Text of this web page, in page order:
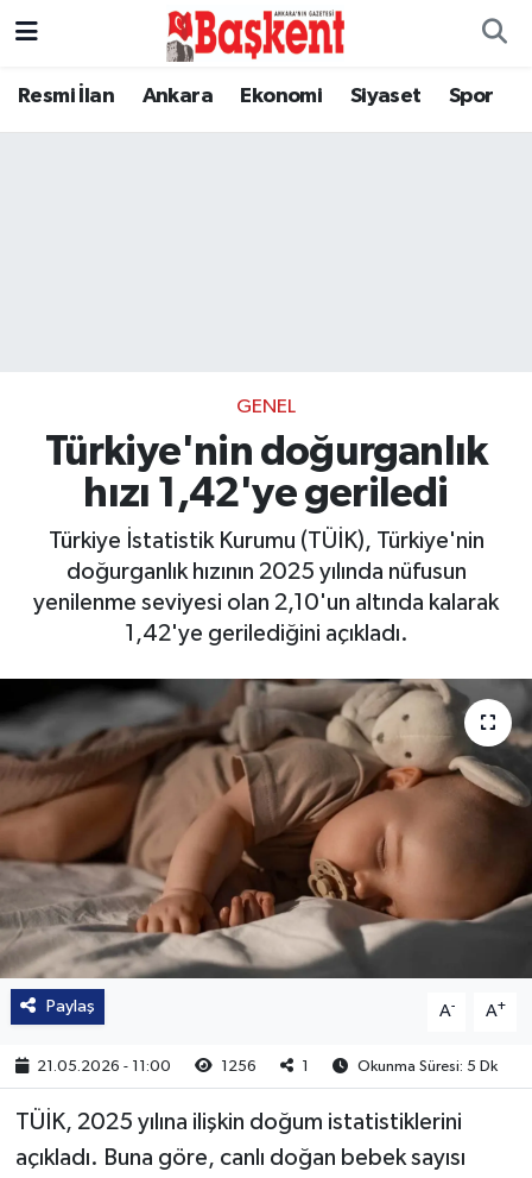
Resmi İlan Ankara Ekonomi Siyaset Spor
GENEL
Türkiye'nin doğurganlık
hızı 1,42'ye geriledi
Türkiye İstatistik Kurumu (TÜİK), Türkiye'nin
doğurganlık hızının 2025 yılında nüfusun
yenilenme seviyesi olan 2,10'un altında kalarak
1,42'ye gerilediğini açıkladı.
Paylaş A- A+
21.05.2026 - 11:00 1256 1 Okunma Süresi: 5 Dk
TÜİK, 2025 yılına ilişkin doğum istatistiklerini
açıkladı. Buna göre, canlı doğan bebek sayısı